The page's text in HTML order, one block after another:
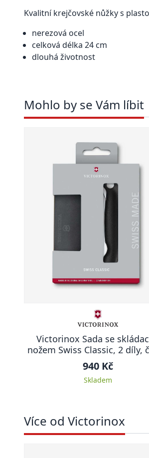
Kvalitní krejčovské nůžky s
nerezová ocel
celková délka 24 cm
dlouhá životnost
Mohlo by se Vám líbit
Victorinox Sada se
nožem Swiss Classic, 2 díly,
940 Kč
Skladem
Více od Victorinox